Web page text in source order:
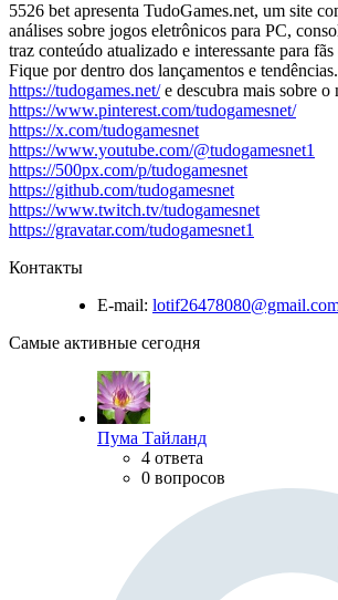
5526 bet apresenta TudoGames.net, um site
análises sobre jogos eletrônicos para PC,
traz conteúdo atualizado e interessante para
Fique por dentro dos lançamentos e
https://tudogames.net/e descubra mais sobre o
https://www.pinterest.com/tudogamesnet/
https://x.com/tudogamesnet
https://www.youtube.com/@tudogamesnet1
https://500px.com/p/tudogamesnet
https://github.com/tudogamesnet
https://www.twitch.tv/tudogamesnet
https://gravatar.com/tudogamesnet1
Контакты
E-mail:
Самые активные сегодня
Пума Тайланд
4 ответа
0 вопросов